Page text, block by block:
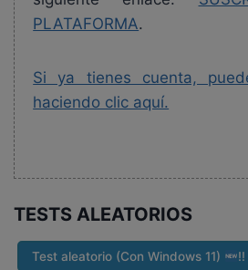
PLATAFORMA.
Si ya tienes cuenta,
haciendo clic aquí.
TESTS ALEATORIOS
Test aleatorio (Con Windows 11) ‼